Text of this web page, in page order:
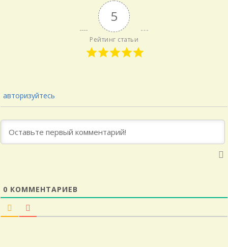
5
Рейтинг статьи
авторизуйтесь
0 КОММЕНТАРИЕВ